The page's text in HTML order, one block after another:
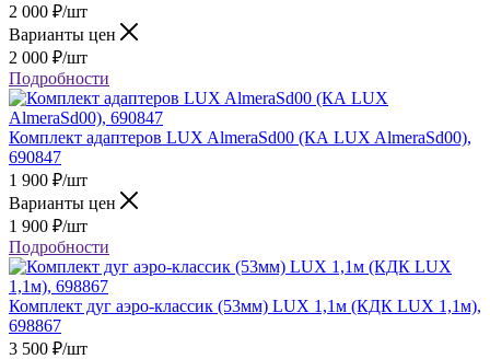
2 000 ₽/шт
Варианты цен
2 000 ₽/шт
Подробности
Комплект адаптеров LUX AlmeraSd00 (КА LUX AlmeraSd00),
690847
1 900 ₽/шт
Варианты цен
1 900 ₽/шт
Подробности
Комплект дуг аэро-классик (53мм) LUX 1,1м (КДК LUX 1,1м),
698867
3 500 ₽/шт